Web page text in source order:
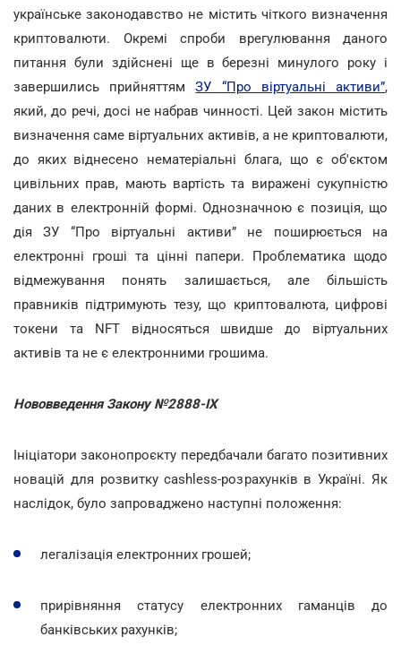
українське законодавство не містить чіткого визначення
криптовалюти. Окремі спроби врегулювання даного
питання були здійснені ще в березні минулого року і
завершились прийняттямЗУ “Про віртуальні активи”,
який, до речі, досі не набрав чинності. Цей закон містить
визначення саме віртуальних активів, а не криптовалюти,
до яких віднесено нематеріальні блага, що є об'єктом
цивільних прав, мають вартість та виражені сукупністю
даних в електронній формі. Однозначною є позиція, що
дія ЗУ “Про віртуальні активи” не поширюється на
електронні гроші та цінні папери. Проблематика щодо
відмежування понять залишається, але більшість
правників підтримують тезу, що криптовалюта, цифрові
токени та NFT відносяться швидше до віртуальних
активів та не є електронними грошима.
Нововведення Закону №2888-ІХ
Ініціатори законопроєкту передбачали багато позитивних
новацій для розвитку cashless-розрахунків в Україні. Як
наслідок, було запроваджено наступні положення:
легалізація електронних грошей;
прирівняння статусу електронних гаманців до
банківських рахунків;